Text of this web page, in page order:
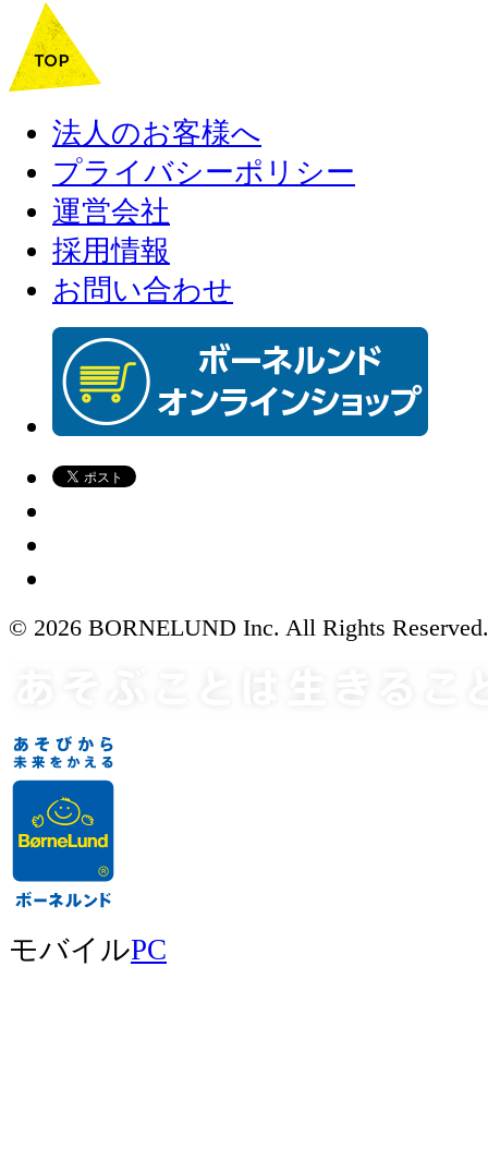
法人のお客様へ
プライバシーポリシー
運営会社
採用情報
お問い合わせ
© 2026 BORNELUND Inc. All Rights Reserved.
モバイルPC